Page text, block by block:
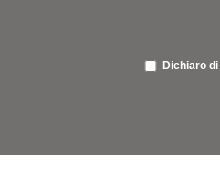
Dichiaro